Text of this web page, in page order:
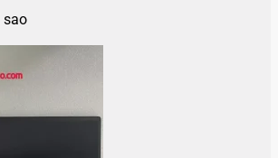
sao